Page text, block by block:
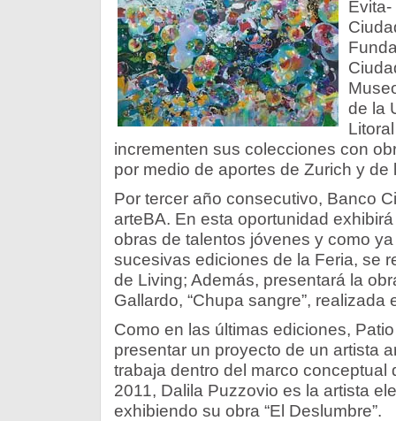
de la
incrementen sus colecciones con
por medio de aportes de Zurich y de
Por tercer año consecutivo, Banco
arteBA. En esta oportunidad
obras de talentos jóvenes y como
sucesivas ediciones de la Feria, se
de Living; Además, presentará la
Gallardo, “Chupa sangre”, realizada
Como en las últimas ediciones,
presentar un proyecto de un artista
trabaja dentro del marco conceptual
2011, Dalila Puzzovio es la artista
exhibiendo su obra “El Deslumbre”.